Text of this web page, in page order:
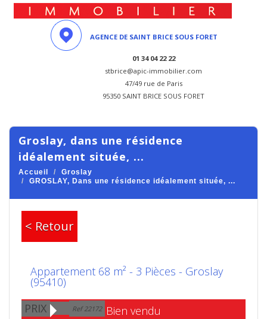
AGENCE DE SAINT BRICE SOUS FORET
01 34 04 22 22
stbrice@apic-immobilier.com
47/49 rue de Paris
95350 SAINT BRICE SOUS FORET
groslay, dans une résidence
idéalement située, ...
Accueil
Groslay
GROSLAY, Dans une résidence idéalement située, ...
< Retour
Appartement 68 m² - 3 Pièces - Groslay
(95410)
PRIX
Ref 22172
Bien vendu